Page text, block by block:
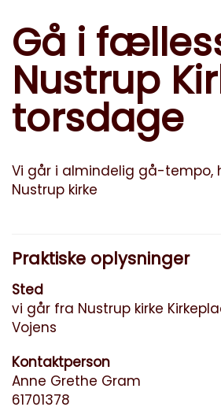
Gå i
Nustrup
torsdage
Vi går i almindelig gå-tempo,
Nustrup kirke
Praktiske oplysninger
Sted
vi går fra Nustrup kirke
Vojens
Kontaktperson
Anne Grethe Gram
61701378